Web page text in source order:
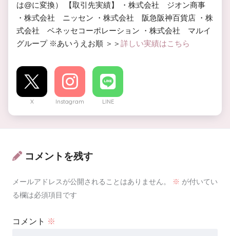
は@に変換） 【取引先実績】 ・株式会社 ジオン商事
・株式会社 ニッセン ・株式会社 阪急阪神百貨店 ・株
式会社 ベネッセコーポレーション ・株式会社 マルイ
グループ ※あいうえお順 ＞＞ 詳しい実績はこちら
X Instagram LINE
コメントを残す
メールアドレスが公開されることはありません。 ※ が付いてい
る欄は必須項目です
コメント ※